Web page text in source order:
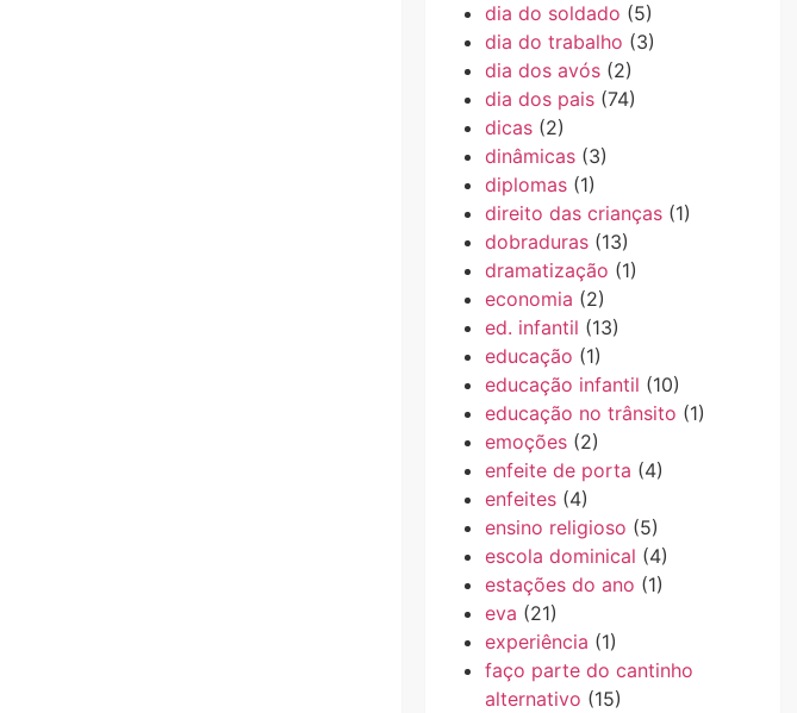
dia do soldado (5)
dia do trabalho (3)
dia dos avós(2)
dia dos pais(74)
dicas(2)
dinâmicas(3)
diplomas(1)
direito das crianças(1)
dobraduras(13)
dramatização (1)
economia (2)
ed. infantil (13)
educação (1)
educação infantil (10)
educação no trânsito (1)
emoções(2)
enfeite de porta (4)
enfeites(4)
ensino religioso (5)
escola dominical (4)
estações do ano (1)
eva (21)
experiência (1)
faço parte do cantinho
alternativo (15)